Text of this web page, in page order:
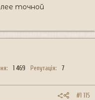
точной
1 469 Репутація
7
#1 115